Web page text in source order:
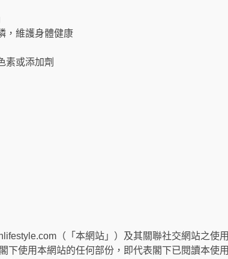
，維護身體健康
素或添加劑
（「本網站」）及其關聯社交網站之使
下使用本網站的任何部份，即代表閣下已閱讀本使